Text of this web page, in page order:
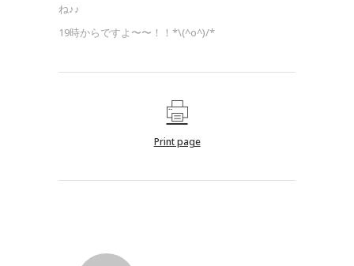
ね♪♪
19時からですよ〜〜！！*\(^o^)/*
Print page